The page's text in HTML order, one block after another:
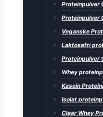
Proteinpulver
Proteinpulver
Veganske
Laktosefri
Proteinpulver
Whey
Kasein
Isolat
Clear Whey